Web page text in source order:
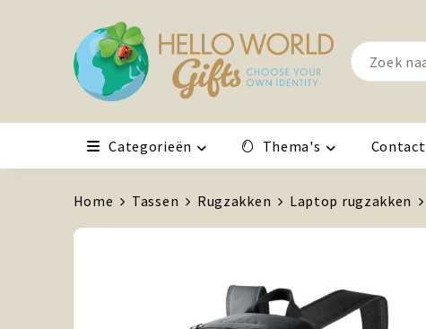
Categorieën Thema's Contact
Home Tassen Rugzakken Laptop rugzakken